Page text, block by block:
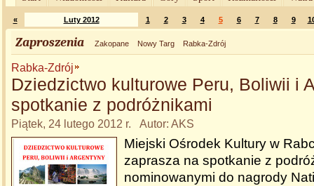
« Luty 2012 1 2 3 4 5 6 7 8 9
Zaproszenia Zakopane Nowy Targ Rabka-Zdrój
Rabka-Zdrój
Dziedzictwo kulturowe Peru, Boliwii i
spotkanie z podróżnikami
Piątek, 24 lutego 2012 r. Autor: AKS
Miejski Ośrodek Kultury w
zaprasza na spotkanie z
nominowanymi do nagrody